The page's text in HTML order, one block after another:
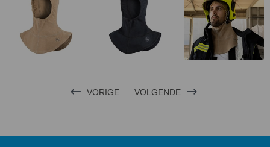
VORIGE VOLGENDE